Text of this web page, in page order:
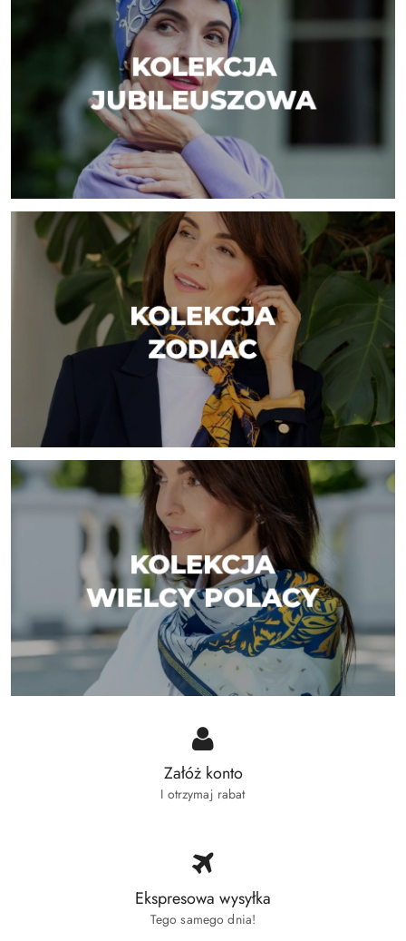
Załóż konto
I otrzymaj rabat
Ekspresowa wysyłka
Tego samego dnia!